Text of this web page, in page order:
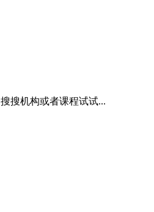
搜搜机构或者课程试试...